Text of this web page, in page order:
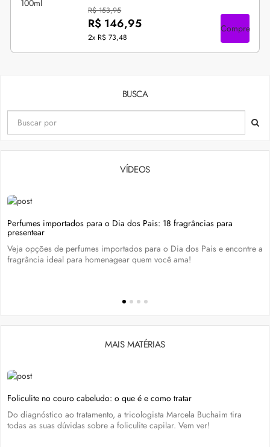
R$ 153,95
R$ 146,95
2x R$ 73,48
Compre
BUSCA
VÍDEOS
Perfumes importados para o Dia dos Pais: 18 fragrâncias para
presentear
Veja opções de perfumes importados para o Dia dos Pais e encontre a
fragrância ideal para homenagear quem você ama!
MAIS MATÉRIAS
Foliculite no couro cabeludo: o que é e como tratar
Do diagnóstico ao tratamento, a tricologista Marcela Buchaim tira
todas as suas dúvidas sobre a foliculite capilar. Vem ver!